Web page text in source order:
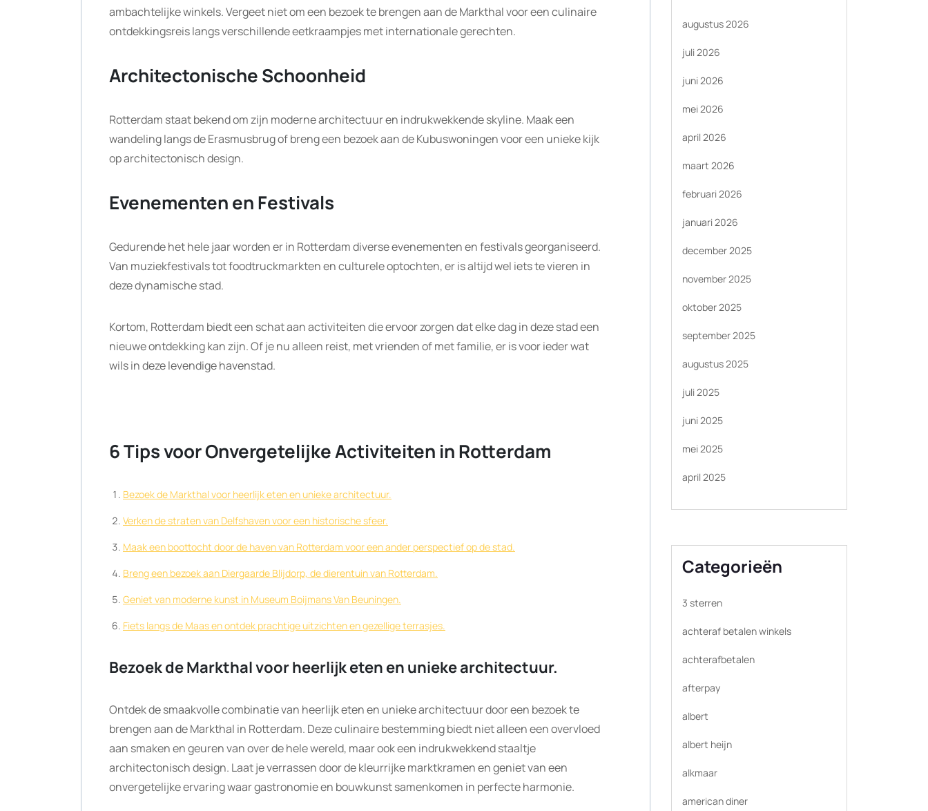
ambachtelijke winkels. Vergeet niet om een bezoek te brengen aan de Markthal voor een culinaire
ontdekkingsreis langs verschillende eetkraampjes met internationale gerechten.
Architectonische Schoonheid
Rotterdam staat bekend om zijn moderne architectuur en indrukwekkende skyline. Maak een
wandeling langs de Erasmusbrug of breng een bezoek aan de Kubuswoningen voor een unieke kijk
op architectonisch design.
Evenementen en Festivals
Gedurende het hele jaar worden er in Rotterdam diverse evenementen en festivals georganiseerd.
Van muziekfestivals tot foodtruckmarkten en culturele optochten, er is altijd wel iets te vieren in
deze dynamische stad.
Kortom, Rotterdam biedt een schat aan activiteiten die ervoor zorgen dat elke dag in deze stad een
nieuwe ontdekking kan zijn. Of je nu alleen reist, met vrienden of met familie, er is voor ieder wat
wils in deze levendige havenstad.
6 Tips voor Onvergetelijke Activiteiten in Rotterdam
Bezoek de Markthal voor heerlijk eten en unieke architectuur.
Verken de straten van Delfshaven voor een historische sfeer.
Maak een boottocht door de haven van Rotterdam voor een ander perspectief op de stad.
Breng een bezoek aan Diergaarde Blijdorp, de dierentuin van Rotterdam.
Geniet van moderne kunst in Museum Boijmans Van Beuningen.
Fiets langs de Maas en ontdek prachtige uitzichten en gezellige terrasjes.
Bezoek de Markthal voor heerlijk eten en unieke architectuur.
Ontdek de smaakvolle combinatie van heerlijk eten en unieke architectuur door een bezoek te
brengen aan de Markthal in Rotterdam. Deze culinaire bestemming biedt niet alleen een overvloed
aan smaken en geuren van over de hele wereld, maar ook een indrukwekkend staaltje
architectonisch design. Laat je verrassen door de kleurrijke marktkramen en geniet van een
onvergetelijke ervaring waar gastronomie en bouwkunst samenkomen in perfecte harmonie.
augustus 2026
juli 2026
juni 2026
mei 2026
april 2026
maart 2026
februari 2026
januari 2026
december 2025
november 2025
oktober 2025
september 2025
augustus 2025
juli 2025
juni 2025
mei 2025
april 2025
Categorieën
3 sterren
achteraf betalen winkels
achterafbetalen
afterpay
albert
albert heijn
alkmaar
american diner